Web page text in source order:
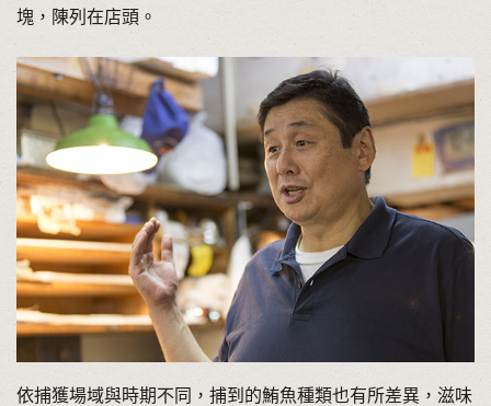
塊，陳列在店頭。
依捕獲場域與時期不同，捕到的鮪魚種類也有所差異，滋味